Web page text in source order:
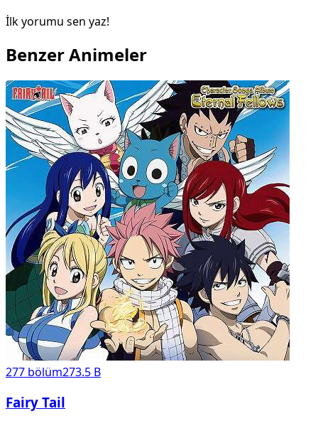
İlk yorumu sen yaz!
Benzer Animeler
277 bölüm273.5 B
Fairy Tail